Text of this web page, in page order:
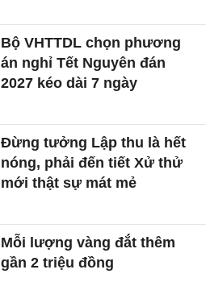
Bộ VHTTDL chọn phương
án nghỉ Tết Nguyên đán
2027 kéo dài 7 ngày
Đừng tưởng Lập thu là hết
nóng, phải đến tiết Xử thử
mới thật sự mát mẻ
Mỗi lượng vàng đắt thêm
gần 2 triệu đồng